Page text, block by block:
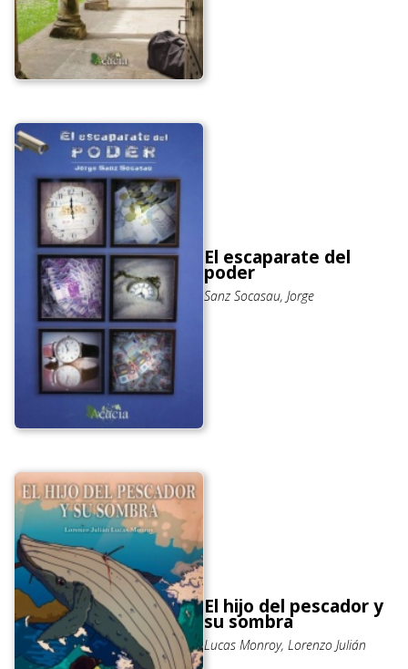
El escaparate del
poder
Sanz Socasau, Jorge
El hijo del pescador y
su sombra
Lucas Monroy, Lorenzo Julián